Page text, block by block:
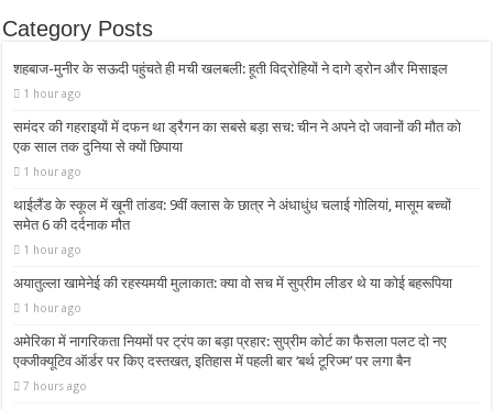
Category Posts
शहबाज-मुनीर के सऊदी पहुंचते ही मची खलबली: हूती विद्रोहियों ने दागे ड्रोन और मिसाइल
1 hour ago
समंदर की गहराइयों में दफन था ड्रैगन का सबसे बड़ा सच: चीन ने अपने दो जवानों की मौत को
एक साल तक दुनिया से क्यों छिपाया
1 hour ago
थाईलैंड के स्कूल में खूनी तांडव: 9वीं क्लास के छात्र ने अंधाधुंध चलाई गोलियां, मासूम बच्चों
समेत 6 की दर्दनाक मौत
1 hour ago
अयातुल्ला खामेनेई की रहस्यमयी मुलाकात: क्या वो सच में सुप्रीम लीडर थे या कोई बहरूपिया
1 hour ago
अमेरिका में नागरिकता नियमों पर ट्रंप का बड़ा प्रहार: सुप्रीम कोर्ट का फैसला पलट दो नए
एक्जीक्यूटिव ऑर्डर पर किए दस्तखत, इतिहास में पहली बार ‘बर्थ टूरिज्म’ पर लगा बैन
7 hours ago